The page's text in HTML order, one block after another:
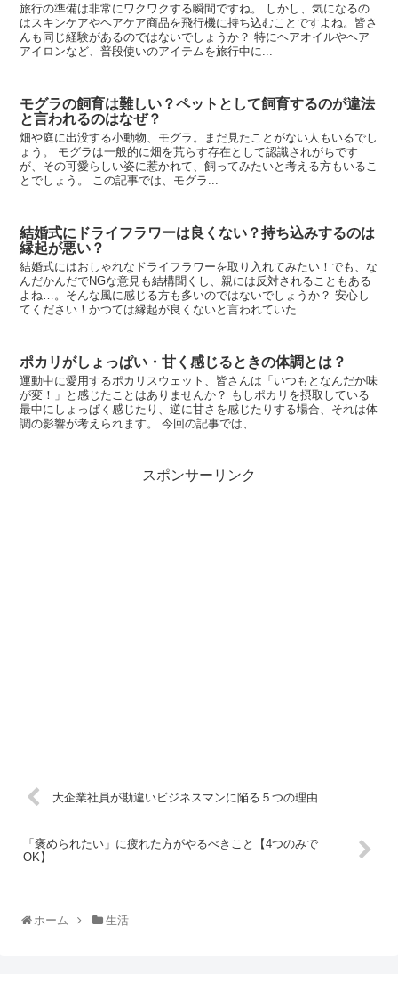
旅行の準備は非常にワクワクする瞬間ですね。 しかし、気になるの
はスキンケアやヘアケア商品を飛行機に持ち込むことですよね。皆さ
んも同じ経験があるのではないでしょうか？ 特にヘアオイルやヘア
アイロンなど、普段使いのアイテムを旅行中に...
モグラの飼育は難しい？ペットとして飼育するのが違法
と言われるのはなぜ？
畑や庭に出没する小動物、モグラ。まだ見たことがない人もいるでし
ょう。 モグラは一般的に畑を荒らす存在として認識されがちです
が、その可愛らしい姿に惹かれて、飼ってみたいと考える方もいるこ
とでしょう。 この記事では、モグラ...
結婚式にドライフラワーは良くない？持ち込みするのは
縁起が悪い？
結婚式にはおしゃれなドライフラワーを取り入れてみたい！でも、な
んだかんだでNGな意見も結構聞くし、親には反対されることもある
よね…。そんな風に感じる方も多いのではないでしょうか？ 安心し
てください！かつては縁起が良くないと言われていた...
ポカリがしょっぱい・甘く感じるときの体調とは？
運動中に愛用するポカリスウェット、皆さんは「いつもとなんだか味
が変！」と感じたことはありませんか？ もしポカリを摂取している
最中にしょっぱく感じたり、逆に甘さを感じたりする場合、それは体
調の影響が考えられます。 今回の記事では、...
スポンサーリンク
大企業社員が勘違いビジネスマンに陥る５つの理由
「褒められたい」に疲れた方がやるべきこと【4つのみで
OK】
ホーム 生活